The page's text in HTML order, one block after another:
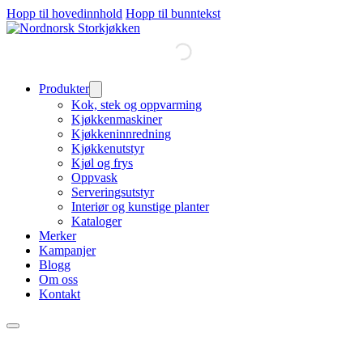
Hopp til hovedinnhold Hopp til bunntekst
Produkter
Kok, stek og oppvarming
Kjøkkenmaskiner
Kjøkkeninnredning
Kjøkkenutstyr
Kjøl og frys
Oppvask
Serveringsutstyr
Interiør og kunstige planter
Kataloger
Merker
Kampanjer
Blogg
Om oss
Kontakt